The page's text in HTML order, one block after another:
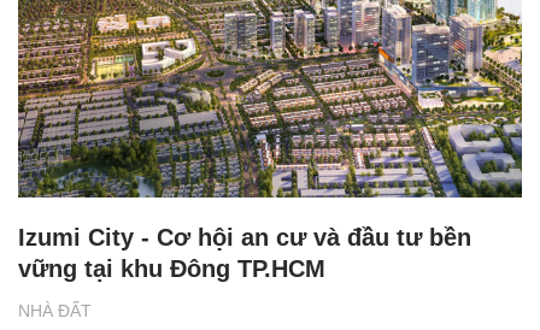
NHÀ ĐẤT
Izumi City - Cơ hội an cư và đầu tư bền
vững tại khu Đông TP.HCM